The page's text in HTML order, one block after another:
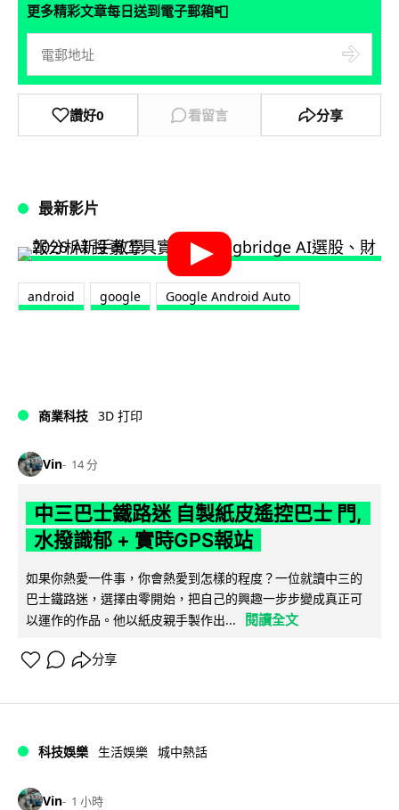
更多精彩文章每日送到電子郵箱📮
讚好0 看留言 分享
最新影片
android google Google Android Auto
商業科技 3D 打印
Vin 14 分
中三巴士鐵路迷 自製紙皮遙控巴士 門,
水撥識郁 + 實時GPS報站
如果你熱愛一件事，你會熱愛到怎樣的程度？一位就讀中三的
巴士鐵路迷，選擇由零開始，把自己的興趣一步步變成真正可
以運作的作品。他以紙皮親手製作出...
閱讀全文
分享
科技娛樂 生活娛樂 城中熱話
Vin 1 小時